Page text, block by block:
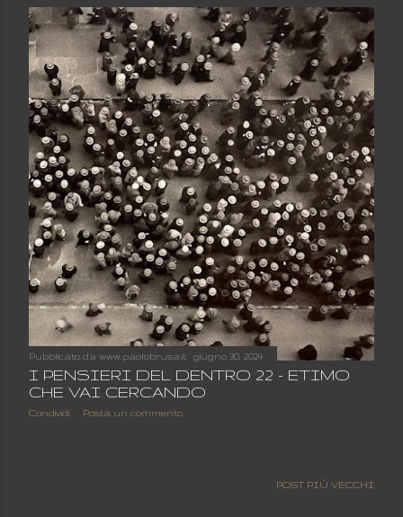
s
t
Pubblicato da www.paolobrusa.it giugno 30, 2024
I PENSIERI DEL DENTRO 22 - ETIMO
CHE VAI CERCANDO
Condividi Posta un commento
POST PIÙ VECCHI